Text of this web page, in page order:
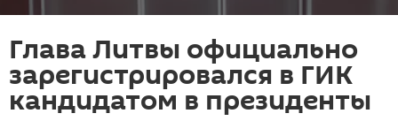
Глава Литвы официально
зарегистрировался в ГИК
кандидатом в президенты